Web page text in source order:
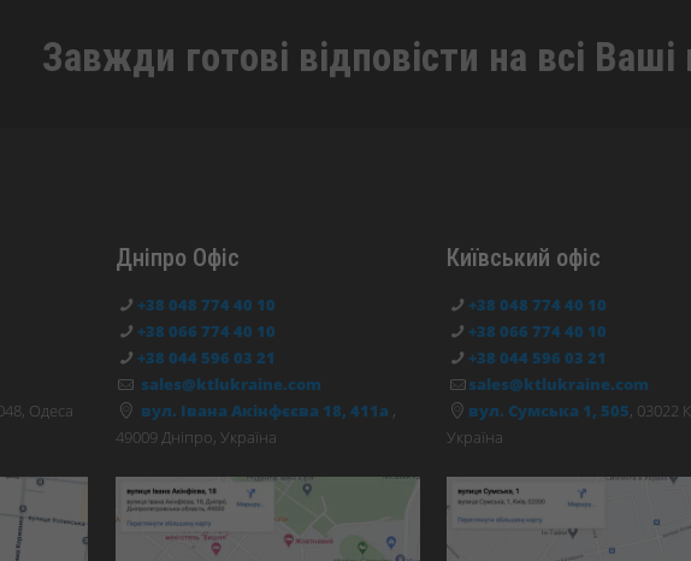
Завжди готові відповісти на всі Ваші
Одеса
Дніпро Офіс
+38 048 774 40 10
+38 066 774 40 10
+38 044 596 03 21
sales@ktlukraine.com
вул. Івана Акінфєєва 18, 411а ,
49009 Дніпро, Україна
Київський офіс
+38 048 774 40 10
+38 066 774 40 10
+38 044 596 03 21
sales@ktlukraine.com
вул. Сумська 1, 505, 03022
Україна